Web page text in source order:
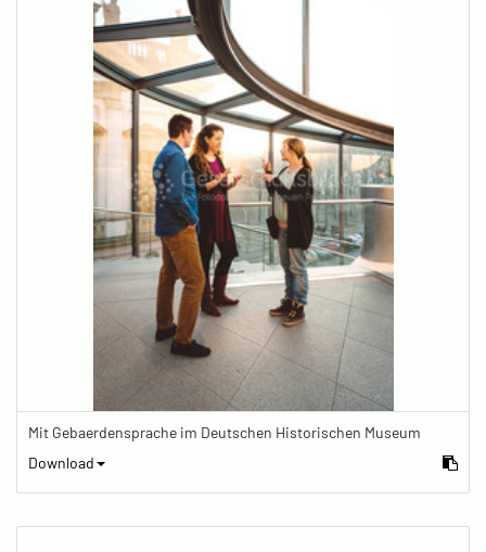
Mit Gebaerdensprache im Deutschen Historischen Museum
Download